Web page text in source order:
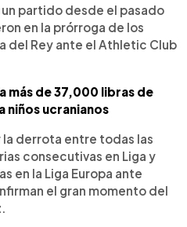
partido desde el pasado
en la prórroga de los
del Rey ante el Athletic Club
más de 37,000 libras de
niños ucranianos
la derrota entre todas las
consecutivas en Liga y
en la Liga Europa ante
el gran momento del